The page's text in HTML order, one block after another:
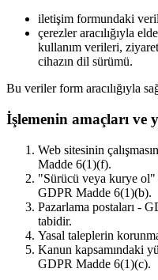
iletişim formundaki
çerezler aracılığıyla
kullanım verileri,
cihazın dil sürümü.
Bu veriler form aracılığıyla
İşlemenin amaçları ve
Web sitesinin
Madde 6(1)(f).
"Sürücü veya kurye ol"
GDPR Madde 6(1)(b).
Pazarlama postaları -
tabidir.
Yasal taleplerin
Kanun kapsamındaki
GDPR Madde 6(1)(c).